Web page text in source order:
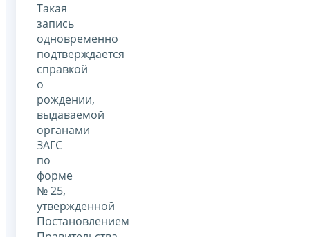
Такая
запись
одновременно
подтверждается
справкой
о
рождении,
выдаваемой
органами
ЗАГС
по
форме
№ 25,
утвержденной
Постановлением